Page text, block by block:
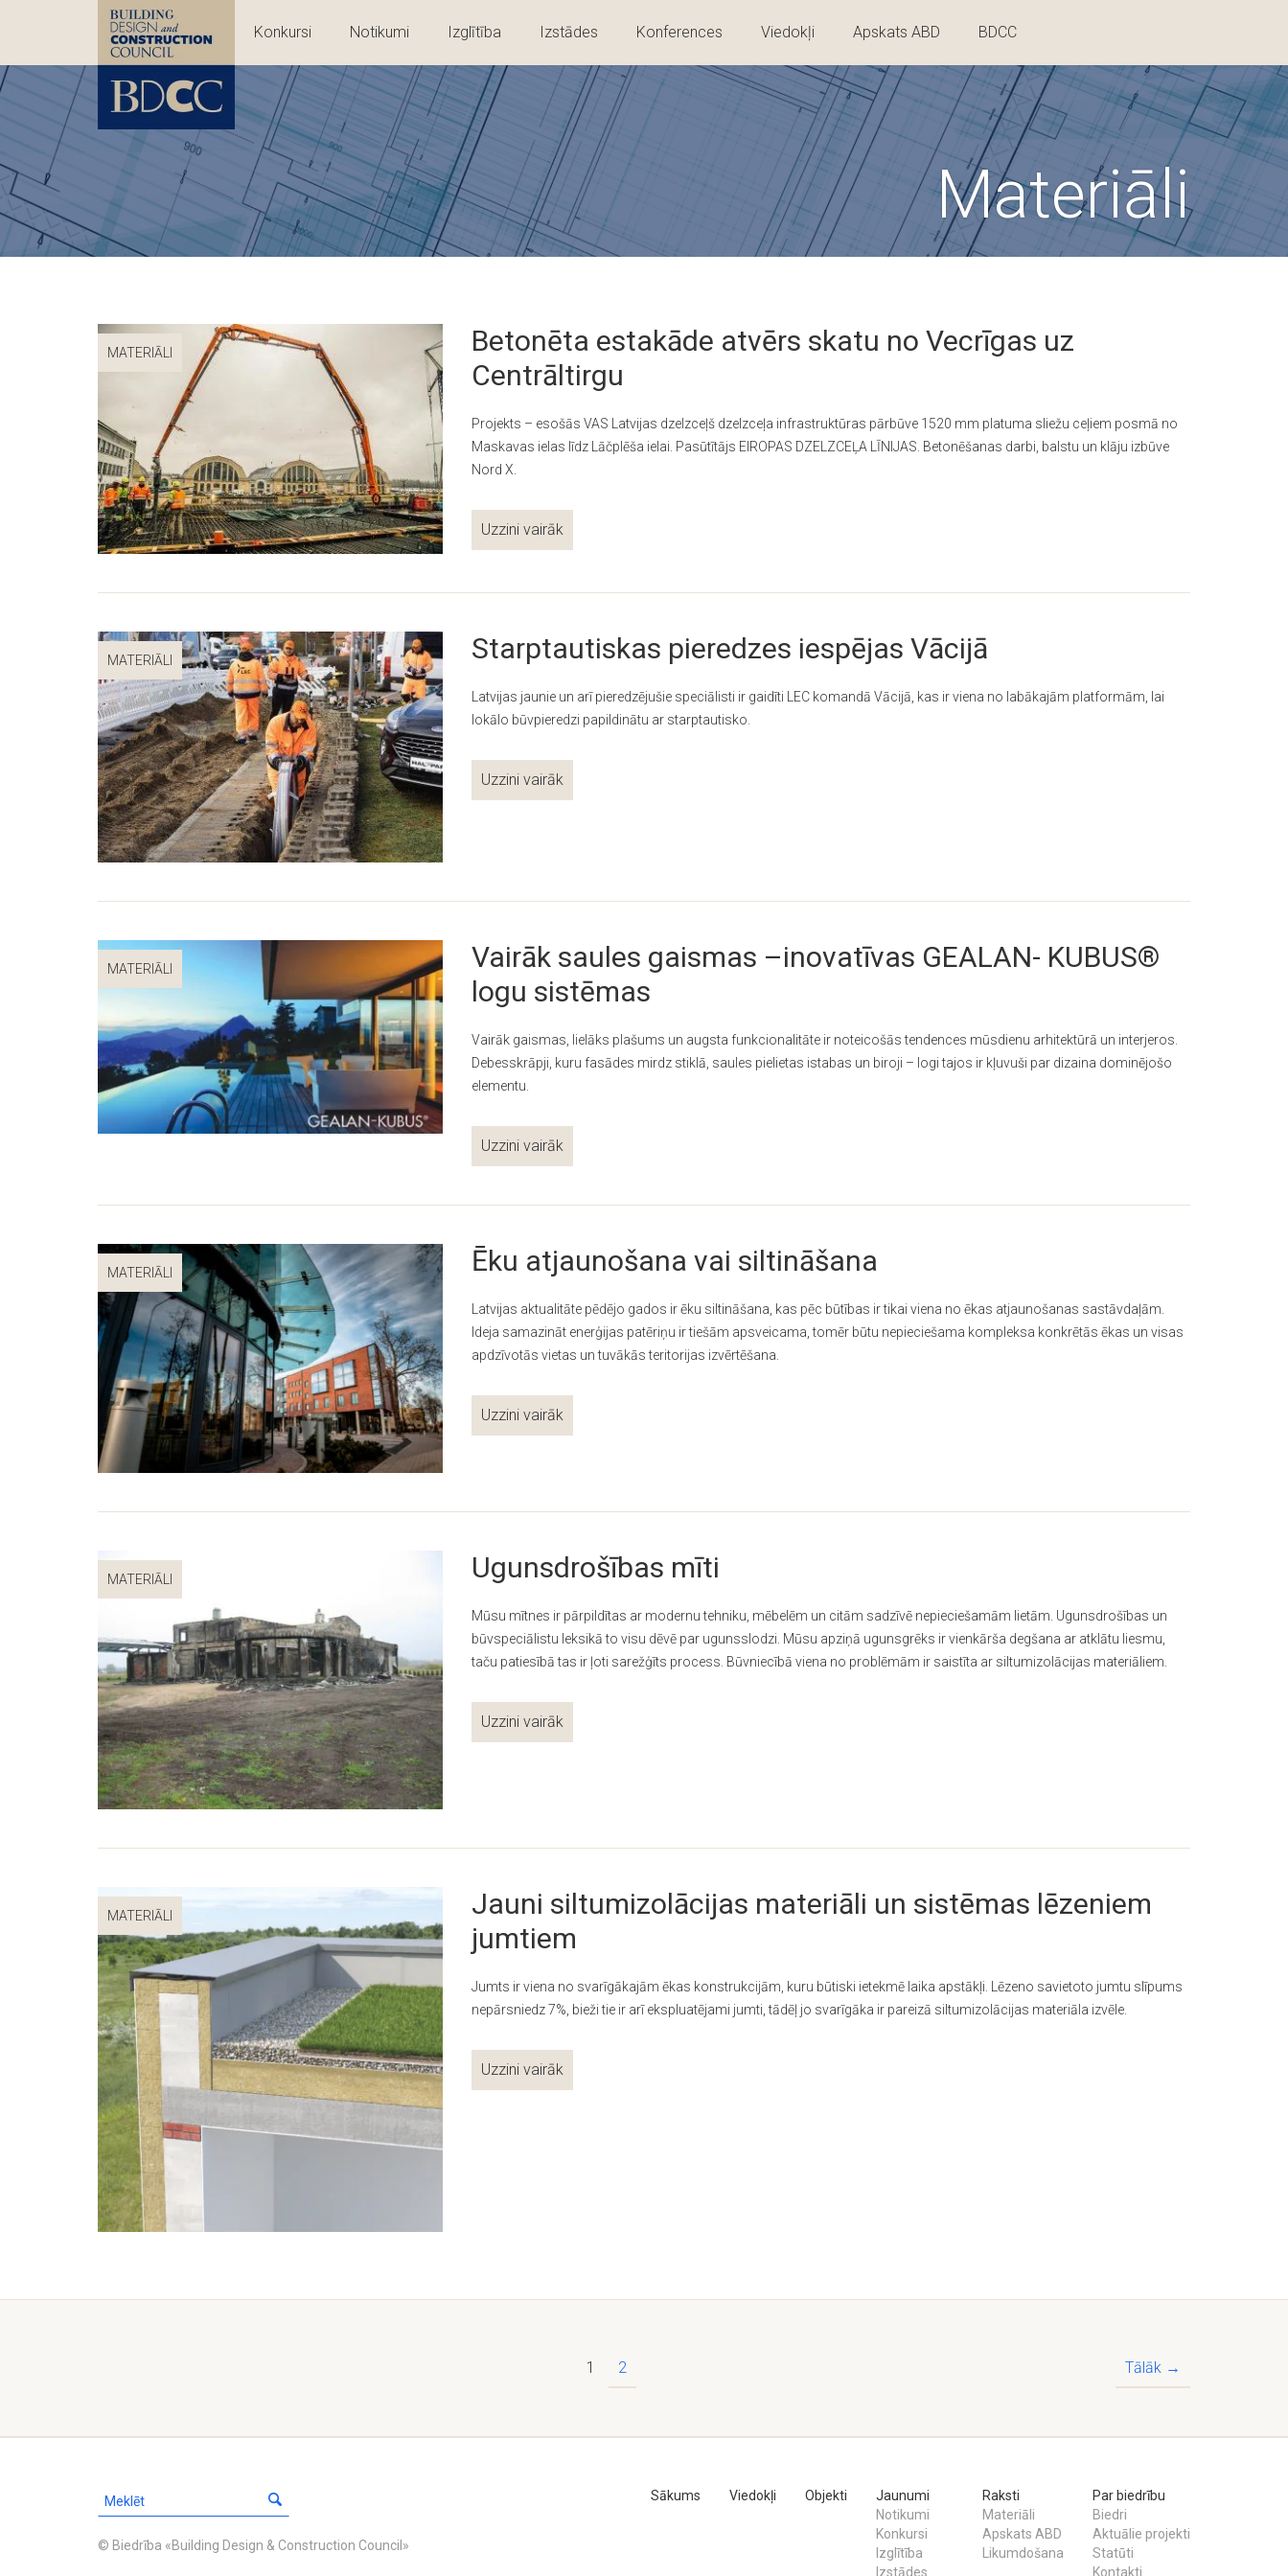
Konkursi Notikumi Izglītība Izstādes Konferences Viedokļi Apskats ABD BDCC
Materiāli
MATERIĀLI
Betonēta estakāde atvērs skatu no Vecrīgas uz
Centrāltirgu
Projekts – esošās VAS Latvijas dzelzceļš dzelzceļa infrastruktūras pārbūve 1520 mm platuma sliežu ceļiem posmā no
Maskavas ielas līdz Lāčplēša ielai. Pasūtītājs EIROPAS DZELZCEĻA LĪNIJAS. Betonēšanas darbi, balstu un klāju izbūve
Nord X.
Uzzini vairāk
MATERIĀLI Starptautiskas pieredzes iespējas Vācijā
Latvijas jaunie un arī pieredzējušie speciālisti ir gaidīti LEC komandā Vācijā, kas ir viena no labākajām platformām, lai
lokālo būvpieredzi papildinātu ar starptautisko.
Uzzini vairāk
MATERIĀLI
Vairāk saules gaismas –inovatīvas GEALAN- KUBUS®
logu sistēmas
Vairāk gaismas, lielāks plašums un augsta funkcionalitāte ir noteicošās tendences mūsdienu arhitektūrā un interjeros.
Debesskrāpji, kuru fasādes mirdz stiklā, saules pielietas istabas un biroji – logi tajos ir kļuvuši par dizaina dominējošo
elementu.
Uzzini vairāk
MATERIĀLI Ēku atjaunošana vai siltināšana
Latvijas aktualitāte pēdējo gados ir ēku siltināšana, kas pēc būtības ir tikai viena no ēkas atjaunošanas sastāvdaļām.
Ideja samazināt enerģijas patēriņu ir tiešām apsveicama, tomēr būtu nepieciešama kompleksa konkrētās ēkas un visas
apdzīvotās vietas un tuvākās teritorijas izvērtēšana.
Uzzini vairāk
MATERIĀLI Ugunsdrošības mīti
Mūsu mītnes ir pārpildītas ar modernu tehniku, mēbelēm un citām sadzīvē nepieciešamām lietām. Ugunsdrošības un
būvspeciālistu leksikā to visu dēvē par ugunsslodzi. Mūsu apziņā ugunsgrēks ir vienkārša degšana ar atklātu liesmu,
taču patiesībā tas ir ļoti sarežģīts process. Būvniecībā viena no problēmām ir saistīta ar siltumizolācijas materiāliem.
Uzzini vairāk
MATERIĀLI
Jauni siltumizolācijas materiāli un sistēmas lēzeniem
jumtiem
Jumts ir viena no svarīgākajām ēkas konstrukcijām, kuru būtiski ietekmē laika apstākļi. Lēzeno savietoto jumtu slīpums
nepārsniedz 7%, bieži tie ir arī ekspluatējami jumti, tādēļ jo svarīgāka ir pareizā siltumizolācijas materiāla izvēle.
Uzzini vairāk
1 2 Tālāk →
© Biedrība «Building Design & Construction Council»
Sākums Viedokļi Objekti
Jaunumi
Notikumi
Konkursi
Izglītība
Izstādes
Raksti
Materiāli
Apskats ABD
Likumdošana
Par biedrību
Biedri
Aktuālie projekti
Statūti
Kontakti